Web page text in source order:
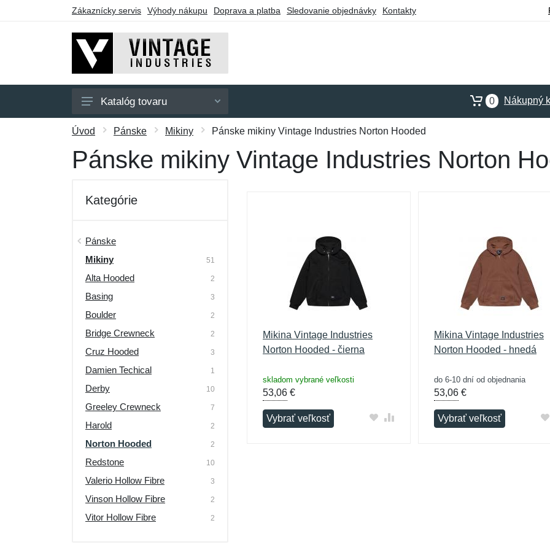
Zákaznícky servis Výhody nákupu Doprava a platba Sledovanie objednávky Kontakty
Pánske
Dámske
Darčekové poukazy
Katalóg tovaru 0 Nákupný
Úvod Pánske Mikiny Pánske mikiny Vintage Industries Norton Hooded
Pánske mikiny Vintage Industries Norton
Kategórie
Pánske
Mikiny
51
Alta Hooded 2
Basing 3
Boulder 2
Bridge Crewneck 2
Cruz Hooded 3
Damien Techical 1
Derby 10
Greeley Crewneck 7
Harold 2
Norton Hooded 2
Redstone 10
Valerio Hollow Fibre 3
Vinson Hollow Fibre 2
Vitor Hollow Fibre 2
Mikina Vintage Industries
Norton Hooded - čierna
skladom vybrané veľkosti
53,06 €
Vybrať veľkosť
Mikina Vintage Industries
Norton Hooded - hnedá
do 6-10 dní od objednania
53,06€
Vybrať veľkosť